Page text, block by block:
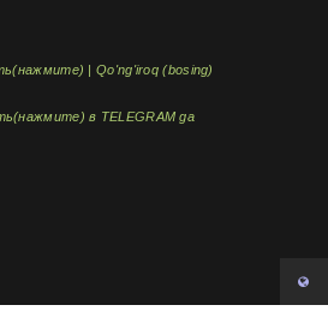
| Qo'ng'iroq (bosing)
в TELEGRAM ga